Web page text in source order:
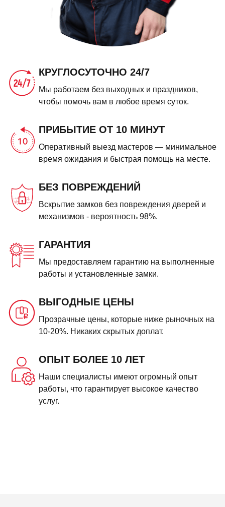
КРУГЛОСУТОЧНО 24/7
Мы работаем без выходных и праздников,
чтобы помочь вам в любое время суток.
ПРИБЫТИЕ ОТ 10 МИНУТ
Оперативный выезд мастеров — минимальное
время ожидания и быстрая помощь на месте.
БЕЗ ПОВРЕЖДЕНИЙ
Вскрытие замков без повреждения дверей и
механизмов - вероятность 98%.
ГАРАНТИЯ
Мы предоставляем гарантию на выполненные
работы и установленные замки.
ВЫГОДНЫЕ ЦЕНЫ
Прозрачные цены, которые ниже рыночных на
10-20%. Никаких скрытых доплат.
ОПЫТ БОЛЕЕ 10 ЛЕТ
Наши специалисты имеют огромный опыт
работы, что гарантирует высокое качество
услуг.